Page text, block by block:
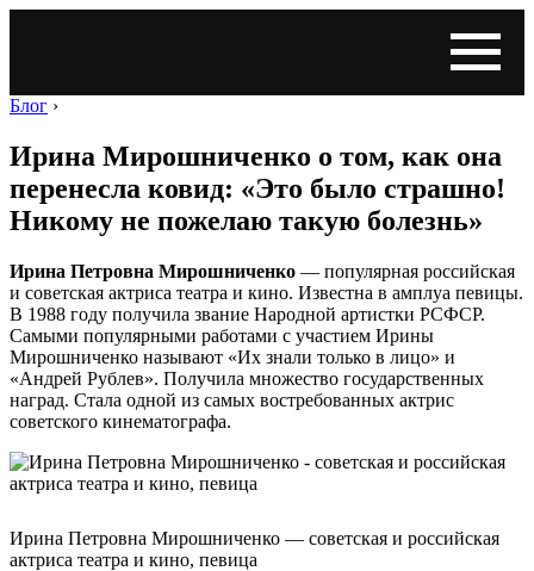
Блог ›
Ирина Мирошниченко о том, как она
перенесла ковид: «Это было страшно!
Никому не пожелаю такую болезнь»
Ирина Петровна Мирошниченко — популярная российская
и советская актриса театра и кино. Известна в амплуа певицы.
В 1988 году получила звание Народной артистки РСФСР.
Самыми популярными работами с участием Ирины
Мирошниченко называют «Их знали только в лицо» и
«Андрей Рублев». Получила множество государственных
наград. Стала одной из самых востребованных актрис
советского кинематографа.
Ирина Петровна Мирошниченко — советская и российская
актриса театра и кино, певица